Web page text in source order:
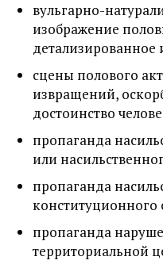
вульгарно-
изображение
детализированное
сцены полового
извращений,
достоинство
пропаганда
или
пропаганда
конституционного
пропаганда
территориальной